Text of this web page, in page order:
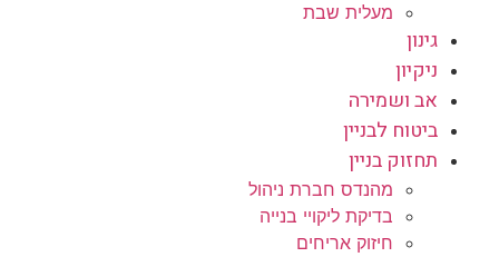
מעלית שבת
גינון
ניקיון
אב ושמירה
ביטוח לבניין
תחזוק בניין
מהנדס חברת ניהול
בדיקת ליקויי בנייה
חיזוק אריחים